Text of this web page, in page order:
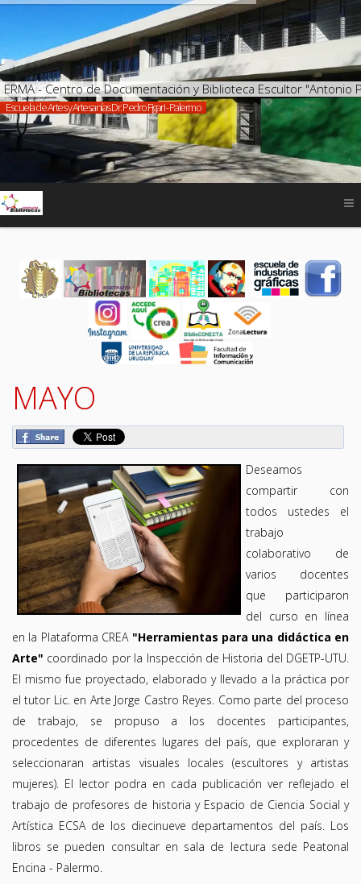
ERMA - Centro de Documentación y Biblioteca Escultor "Antonio
Escuela de Artes y Artesanías Dr. Pedro Figari - Palermo
MAYO
Deseamos
compartir con
todos ustedes el
trabajo
colaborativo de
varios docentes
que participaron
del curso en línea
en la Plataforma CREA "Herramientas para una didáctica en
Arte" coordinado por la Inspección de Historia del DGETP-UTU.
El mismo fue proyectado, elaborado y llevado a la práctica por
el tutor Lic. en Arte Jorge Castro Reyes. Como parte del proceso
de trabajo, se propuso a los docentes participantes,
procedentes de diferentes lugares del país, que exploraran y
seleccionaran artistas visuales locales (escultores y artistas
mujeres). El lector podra en cada publicación ver reflejado el
trabajo de profesores de historia y Espacio de Ciencia Social y
Artística ECSA de los diecinueve departamentos del país. Los
libros se pueden consultar en sala de lectura sede Peatonal
Encina - Palermo.